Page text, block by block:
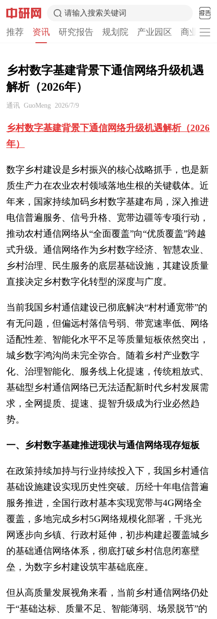
请输入搜索关键词
推荐 资讯 研究报告 规划院 产业园区 商业计
乡村数字基建背景下通信网络升级机遇
解析（2026年）
通讯 GuoMeng 2026/7/9
乡村数字基建背景下通信网络升级机遇解析（2026
年）
数字乡村建设是乡村振兴的核心战略抓手，也是新
质生产力在农业农村领域落地生根的关键载体。近
年来，国家持续加码乡村数字基建布局，深入推进
电信普遍服务、信号升格、宽带边疆等专项行动，
推动农村通信网络从“全面覆盖”向“优质覆盖”跨越
式升级。通信网络作为乡村数字经济、智慧农业、
乡村治理、民生服务的底层基础设施，其建设质量
直接决定乡村数字化转型的深度与广度。
当前我国乡村通信建设已彻底解决“村村通宽带”的
有无问题，但偏远村落信号弱、带宽速率低、网络
适配性差、智能化水平不足等质量短板依然突出，
城乡数字鸿沟尚未完全弥合。随着乡村产业数字
化、治理智能化、服务线上化提速，传统粗放式、
基础型乡村通信网络已无法适配新时代乡村发展需
求，全网提质、提速、提智升级成为行业必然趋
势。
一、乡村数字基建推进现状与通信网络现存短板
在政策持续加持与行业持续投入下，我国乡村通信
基础设施建设实现历史性突破。历经十年电信普遍
服务推进，全国行政村基本实现宽带与4G网络全
覆盖，多地完成乡村5G网络规模化部署，千兆光
网逐步向乡镇、行政村延伸，初步构建起覆盖城乡
的基础通信网络体系，彻底打破乡村信息闭塞壁
垒，为数字乡村建设筑牢基础底座。
但从高质量发展视角来看，当前乡村通信网络仍处
于“基础达标、质量不足、智能薄弱、场景脱节”的